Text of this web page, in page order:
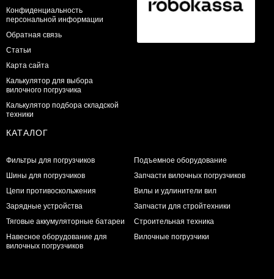
Конфиденциальность
персональной информации
Обратная связь
Статьи
Карта сайта
Калькулятор для выбора
вилочного погрузчика
Калькулятор подбора складской
техники
КАТАЛОГ
Фильтры для погрузчиков
Шины для погрузчиков
Цепи противоскольжения
Зарядные устройства
Тяговые аккумуляторные батареи
Навесное оборудование для
вилочных погрузчиков
Подъемное оборудование
Запчасти вилочных погрузчиков
Вилы и удлинители вил
Запчасти для стройтехники
Строительная техника
Вилочные погрузчики